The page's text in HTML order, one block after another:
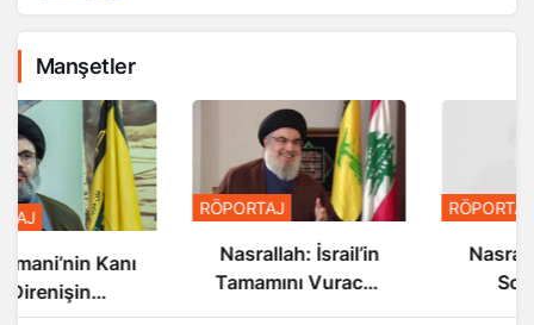
Manşetler
RÖPORTAJ
Nasrallah: İsrail’in
Tamamını Vuracak
Güçteyiz
RÖPORTAJ
Nasrallah: İsrail’in
Sonu Yakın